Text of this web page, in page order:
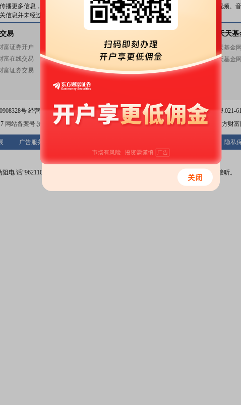
播更多信息，与本站立场无关。东方财富网不保证该信息（包括但不限于文字、视频、
信息并未经过本网站证实，不对您构成任何投资建议，据此操作，风险自担。
易
富证券开户
富在线交易
富证券交易
东方财富网微信
意见与建议
活期宝
关注天天基
天天基金
天天基金
号 经营证券期货业务许可证编号：913101046312860336 违法和不良信息举报:021-
网站备案号:沪ICP备05006054号-11 沪公网安备 31010402000120号版权所有:东方财富
广告服务 隐私